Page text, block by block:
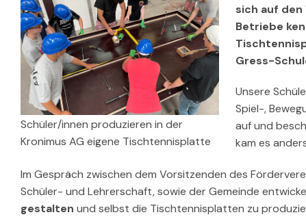
Schüler/innen produzieren in der
Kronimus AG eigene Tischtennisplatte
sich auf den
Betriebe
Gress-
Unsere
Spiel-,
auf und
kam es
Im Gespräch zwischen dem Vorsitzenden des
Schüler- und Lehrerschaft, sowie der Gemeinde
gestalten und selbst die Tischtennisplatten zu